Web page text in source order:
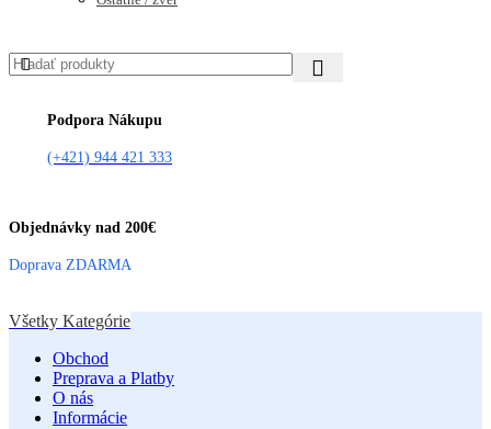
Podpora Nákupu
(+421) 944 421 333
Objednávky nad 200€
Doprava ZDARMA
Všetky Kategórie
Obchod
Preprava a Platby
O nás
Informácie